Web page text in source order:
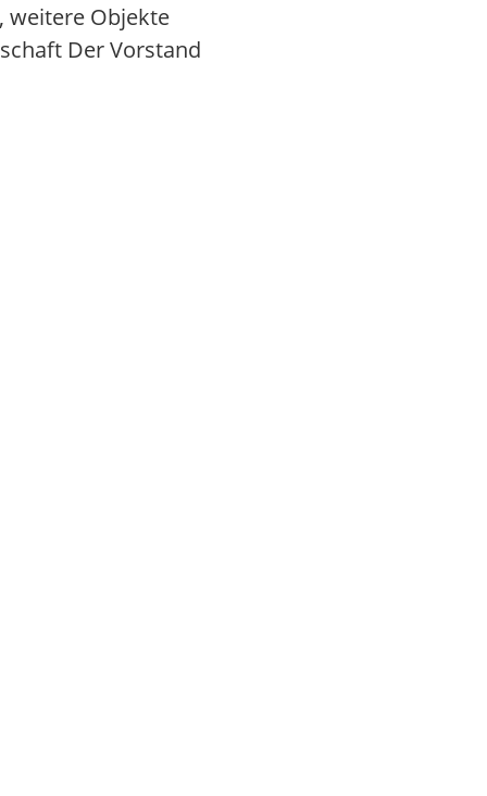
weitere Objekte
Der Vorstand